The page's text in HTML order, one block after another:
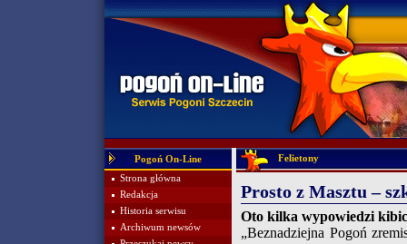
Pogoń On-Line
Strona główna
Redakcja
Historia serwisu
Archiwum newsów
Felietony
Prosto z Masztu –
Oto kilka wypowiedzi
„Beznadziejna Pogoń